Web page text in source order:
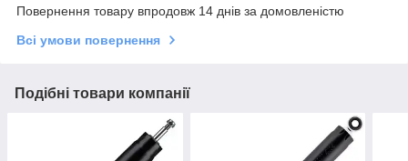
Повернення товару впродовж 14 днів за домовленістю
Всі умови повернення
Подібні товари компанії